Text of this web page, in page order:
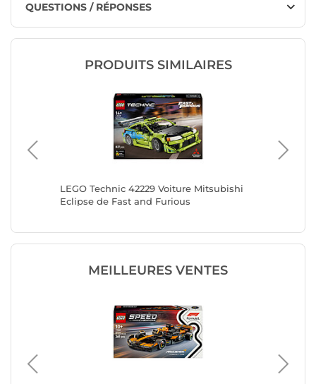
QUESTIONS / RÉPONSES
PRODUITS SIMILAIRES
LEGO Technic 42229 Voiture Mitsubishi
Eclipse de Fast and Furious
MEILLEURES VENTES